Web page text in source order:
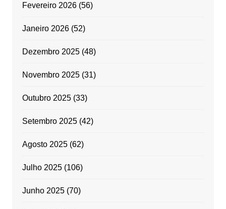
Fevereiro 2026(56)
Janeiro 2026(52)
Dezembro 2025(48)
Novembro 2025(31)
Outubro 2025(33)
Setembro 2025(42)
Agosto 2025(62)
Julho 2025(106)
Junho 2025(70)